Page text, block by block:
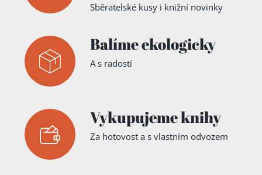
Sběratelské kusy i knižní novinky
Balíme ekologicky
A s radostí
Vykupujeme knihy
Za hotovost a s vlastním odvozem